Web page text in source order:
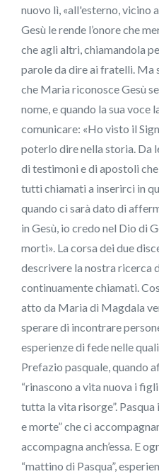
nuovo lì, «all'esterno, vicino
Gesù le rende l’onore che
che agli altri, chiamandola
parole da dire ai fratelli.
che Maria riconosce Gesù
nome, e quando la sua voce
comunicare: «Ho visto il
poterlo dire nella storia. Da
di testimoni e di apostoli
tutti chiamati a inserirci in
quando ci sarà dato di
in Gesù, io credo nel Dio di
morti». La corsa dei due
descrivere la nostra ricerca
continuamente chiamati.
atto da Maria di Magdala
sperare di incontrare
esperienze di fede nelle
Prefazio pasquale, quando
“rinascono a vita nuova i
tutta la vita risorge”.
e morte” che ci
accompagna anch’essa. E
“mattino di Pasqua”,